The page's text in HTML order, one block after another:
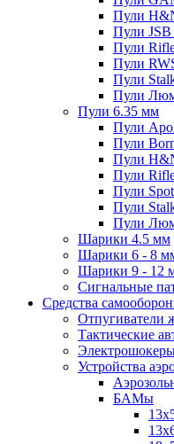
Пули
Пули
Пули
Пули
Пули
Пули
Пули 6.35 мм
Пули
Пули
Пули
Пули
Пули
Пули
Пули
Шарики 4.5 мм
Шарики 6 - 8
Шарики 9 - 12
Сигнальные
Средства
Отпугиватели
Тактические
Устройства
БАМы